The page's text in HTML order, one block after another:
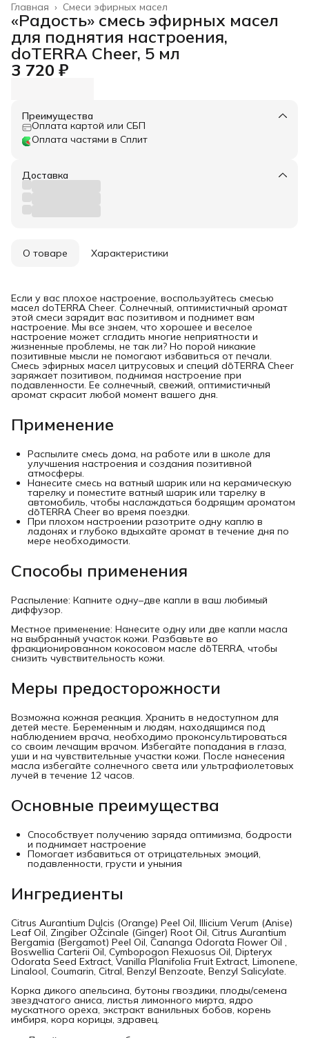
Смеси эфирных масел
Главная ›
«Радость» смесь эфирных масел
для поднятия настроения,
doTERRA Cheer, 5 мл
3 720 ₽
Преимущества
Оплата картой или СБП
Оплата частями в Сплит
Доставка
О товаре Характеристики
Если у вас плохое настроение, воспользуйтесь смесью
масел doTERRA Cheer. Солнечный, оптимистичный аромат
этой смеси зарядит вас позитивом и поднимет вам
настроение. Мы все знаем, что хорошее и веселое
настроение может сгладить многие неприятности и
жизненные проблемы, не так ли? Но порой никакие
позитивные мысли не помогают избавиться от печали.
Смесь эфирных масел цитрусовых и специй dōTERRA Cheer
заряжает позитивом, поднимая настроение при
подавленности. Ее солнечный, свежий, оптимистичный
аромат скрасит любой момент вашего дня.
Применение
Распылите смесь дома, на работе или в школе для
улучшения настроения и создания позитивной
атмосферы.
Нанесите смесь на ватный шарик или на керамическую
тарелку и поместите ватный шарик или тарелку в
автомобиль, чтобы наслаждаться бодрящим ароматом
dōTERRA Cheer во время поездки.
При плохом настроении разотрите одну каплю в
ладонях и глубоко вдыхайте аромат в течение дня по
мере необходимости.
Способы применения
Распыление: Капните одну–две капли в ваш любимый
диффузор.
Местное применение: Нанесите одну или две капли масла
на выбранный участок кожи. Разбавьте во
фракционированном кокосовом масле dōTERRA, чтобы
снизить чувствительность кожи.
Меры предосторожности
Возможна кожная реакция. Хранить в недоступном для
детей месте. Беременным и людям, находящимся под
наблюдением врача, необходимо проконсультироваться
со своим лечащим врачом. Избегайте попадания в глаза,
уши и на чувствительные участки кожи. После нанесения
масла избегайте солнечного света или ультрафиолетовых
лучей в течение 12 часов.
Основные преимущества
Способствует получению заряда оптимизма, бодрости
и поднимает настроение
Помогает избавиться от отрицательных эмоций,
подавленности, грусти и уныния
Ингредиенты
Citrus Aurantium Dulcis (Orange) Peel Oil, Illicium Verum (Anise)
Leaf Oil, Zingiber OŽcinale (Ginger) Root Oil, Citrus Aurantium
Bergamia (Bergamot) Peel Oil, Cananga Odorata Flower Oil ,
Boswellia Carterii Oil, Cymbopogon Flexuosus Oil, Dipteryx
Odorata Seed Extract, Vanilla Planifolia Fruit Extract, Limonene,
Linalool, Coumarin, Citral, Benzyl Benzoate, Benzyl Salicylate.
Корка дикого апельсина, бутоны гвоздики, плоды/семена
звездчатого аниса, листья лимонного мирта, ядро
мускатного ореха, экстракт ванильных бобов, корень
имбиря, кора корицы, здравец.